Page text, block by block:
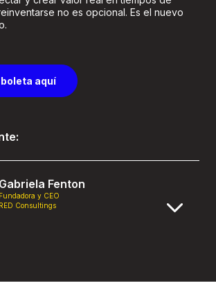
no es opcional. Es el nuevo
aquí
Gabriela Fenton
Fundadora y CEO
RED Consultings